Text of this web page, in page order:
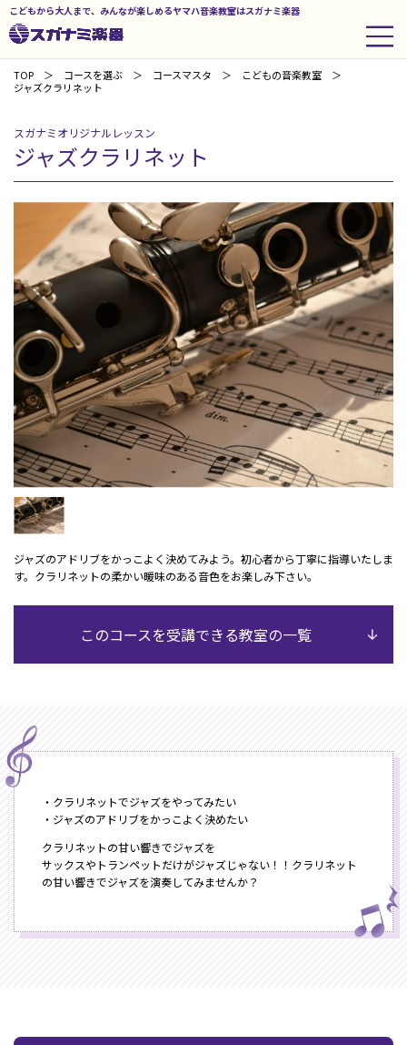
こどもから大人まで、みんなが楽しめるヤマハ音楽教室はスガナミ楽器
TOP コースを選ぶ コースマスタ
こどもの音楽教室
ジャズクラリネット
スガナミオリジナルレッスン
ジャズクラリネット
ジャズのアドリブをかっこよく決めてみよう。初心者から丁寧に指導いたしま
す。クラリネットの柔かい暖味のある音色をお楽しみ下さい。
このコースを受講できる教室の一覧
・クラリネットでジャズをやってみたい
・ジャズのアドリブをかっこよく決めたい
クラリネットの甘い響きでジャズを
サックスやトランペットだけがジャズじゃない！！クラリネット
の甘い響きでジャズを演奏してみませんか？